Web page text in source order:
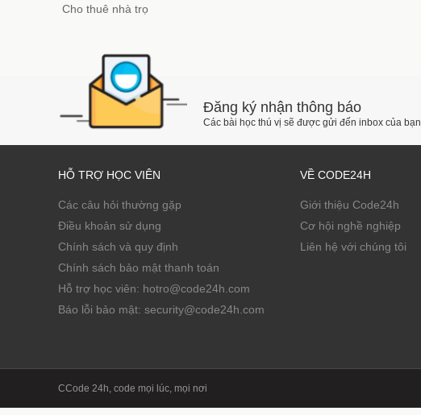
Cho thuê nhà trọ
Đăng ký nhận thông báo
Các bài học thú vị sẽ được gửi đến inbox của bạn
HỖ TRỢ HỌC VIÊN
Các câu hỏi thường gặp
Điều khoản sử dụng
Chính sách và quy định
Chính sách bảo mật thanh toán
Hỗ trợ học viên: hotro@code24h.com
Báo lỗi bảo mật: security@code24h.com
VỀ CODE24H
Giới thiệu Code24h
Cơ hội nghề nghiệp
Liên hệ với chúng tôi
CCode 24h, code mọi lúc, mọi nơi